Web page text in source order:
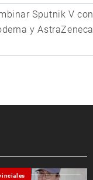
Sputnik V con
y AstraZeneca